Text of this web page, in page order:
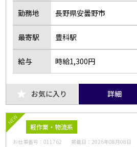
勤務地 長野県安曇野市
最寄駅 豊科駅
給与 時給1,300円
お気に入り 詳細
NEW
軽作業・物流系
お仕事番号：011762 掲載日： 2026年08月08日